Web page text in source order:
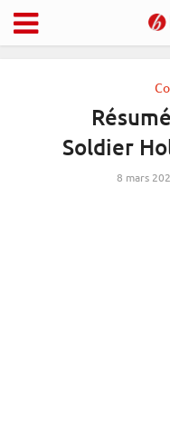
Soldier
8 mars